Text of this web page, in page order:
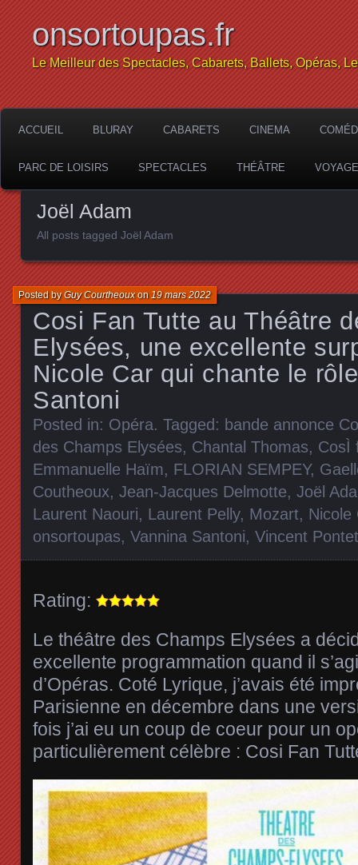
onsortoupas.fr
Le Meilleur des Spectacles, Cabarets, Ballets, Opéras,
ACCUEIL BLURAY CABARETS CINEMA
PARC DE LOISIRS SPECTACLES THÉÂTRE
Joël Adam
All posts tagged Joël Adam
Cosi Fan Tutte au Théâtre
Elysées, une excellente
Nicole Car qui chante le
Santoni
Posted byGuy Courtheouxon 19 mars 2022
Posted in: Opéra. Tagged: bande annonce
des Champs Elysées, Chantal Thomas, CosÌ
Emmanuelle Haïm, FLORIAN SEMPEY,
Coutheoux, Jean-Jacques Delmotte, Joël
Laurent Naouri, Laurent Pelly, Mozart, Nicole
onsortoupas, Vannina Santoni, Vincent Pontet
Rating:
Le théâtre des Champs Elysées a
excellente programmation quand il
d’Opéras. Coté Lyrique, j’avais été
Parisienne en décembre dans une
fois j’ai eu un coup de coeur pour un
particulièrement célèbre : Cosi Fan